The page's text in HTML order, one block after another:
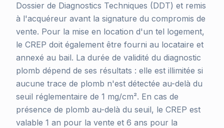
Dossier de Diagnostics Techniques (DDT) et remis
à l'acquéreur avant la signature du compromis de
vente. Pour la mise en location d'un tel logement,
le CREP doit également être fourni au locataire et
annexé au bail. La durée de validité du diagnostic
plomb dépend de ses résultats : elle est illimitée si
aucune trace de plomb n'est détectée au-delà du
seuil réglementaire de 1 mg/cm². En cas de
présence de plomb au-delà du seuil, le CREP est
valable 1 an pour la vente et 6 ans pour la